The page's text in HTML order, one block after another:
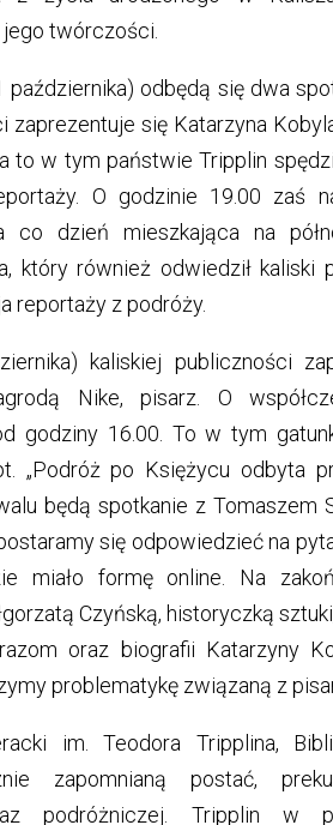
twórczości.
odbędą się dwa
zaprezentuje się Katarzyna
to w tym państwie Tripplin
O godzinie 19.00 zaś
co dzień mieszkająca na
który również odwiedził
reportaży z podróży.
kaliskiej publiczności
Nike, pisarz. O
godziny 16.00. To w tym
„Podróż po Księżycu odbyta
będą spotkanie z Tomaszem
się odpowiedzieć na
miało formę online. Na
Czyńską, historyczką
oraz biografii Katarzyny
problematykę związaną z
im. Teodora Tripplina,
zapomnianą postać,
podróżniczej. Tripplin w